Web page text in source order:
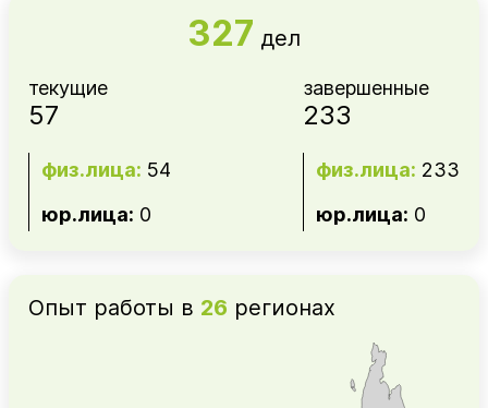
327 дел
текущие
57
физ.лица: 54
юр.лица: 0
завершенные
233
физ.лица: 233
юр.лица: 0
Опыт работы в 26 регионах